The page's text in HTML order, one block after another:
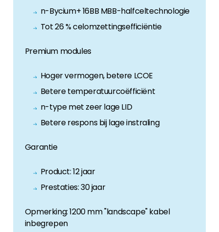
n-Bycium+ 16BB MBB-halfceltechnologie
Tot 26 % celomzettingsefficiëntie
Premium modules
Hoger vermogen, betere LCOE
Betere temperatuurcoëfficiënt
n-type met zeer lage LID
Betere respons bij lage instraling
Garantie
Product: 12 jaar
Prestaties: 30 jaar
Opmerking: 1200 mm "landscape" kabel
inbegrepen